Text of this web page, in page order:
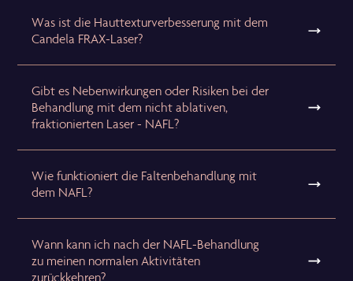
Was ist die Hauttexturverbesserung mit dem
Candela FRAX-Laser?
Gibt es Nebenwirkungen oder Risiken bei der
Behandlung mit dem nicht ablativen,
fraktionierten Laser - NAFL?
Wie funktioniert die Faltenbehandlung mit
dem NAFL?
Wann kann ich nach der NAFL-Behandlung
zu meinen normalen Aktivitäten
zurückkehren?